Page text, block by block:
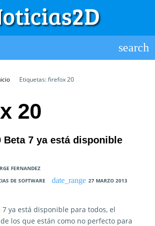
Etiquetas: firefox 20
20
Beta 7 ya está disponible
FERNANDEZ
DE SOFTWARE
27 MARZO 2013
7 ya está disponible para todos, el
los que están como no perfecto para